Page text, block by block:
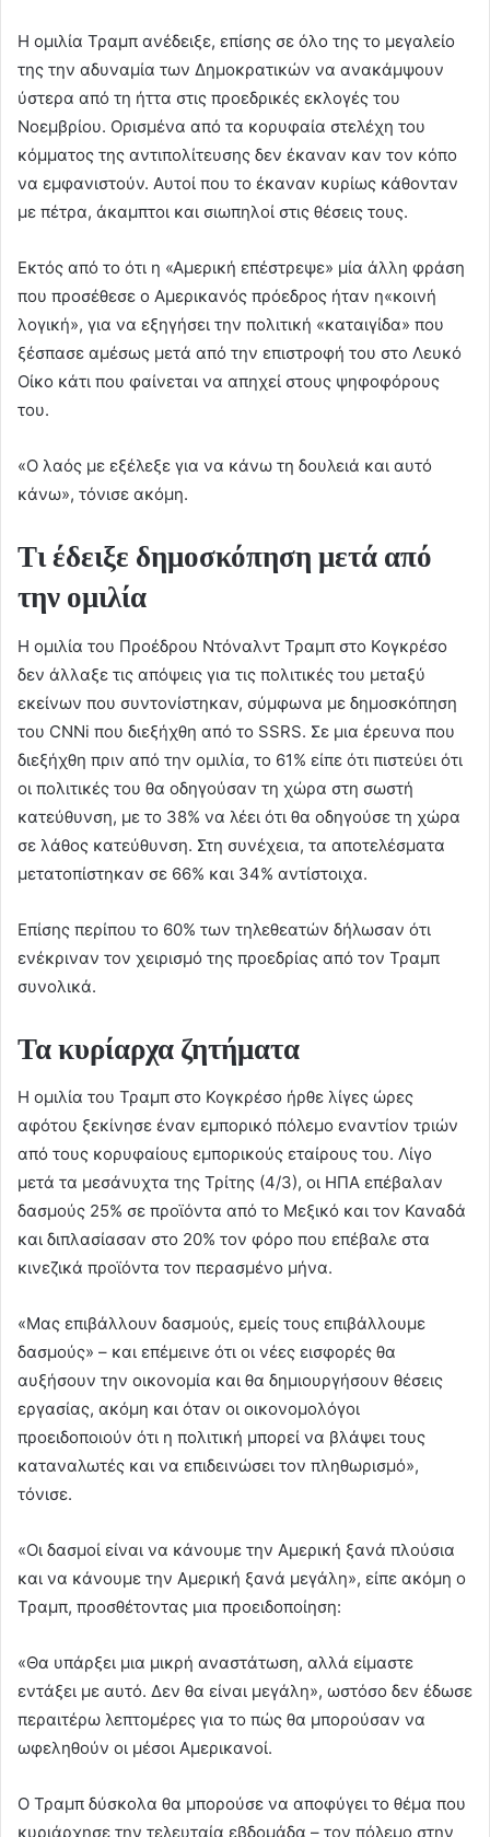
Η ομιλία Τραμπ ανέδειξε, επίσης σε όλο της το μεγαλείο
της την αδυναμία των Δημοκρατικών να ανακάμψουν
ύστερα από τη ήττα στις προεδρικές εκλογές του
Νοεμβρίου. Ορισμένα από τα κορυφαία στελέχη του
κόμματος της αντιπολίτευσης δεν έκαναν καν τον κόπο
να εμφανιστούν. Αυτοί που το έκαναν κυρίως κάθονταν
με πέτρα, άκαμπτοι και σιωπηλοί στις θέσεις τους.
Εκτός από το ότι η «Αμερική επέστρεψε» μία άλλη φράση
που προσέθεσε ο Αμερικανός πρόεδρος ήταν η«κοινή
λογική», για να εξηγήσει την πολιτική «καταιγίδα» που
ξέσπασε αμέσως μετά από την επιστροφή του στο Λευκό
Οίκο κάτι που φαίνεται να απηχεί στους ψηφοφόρους
του.
«Ο λαός με εξέλεξε για να κάνω τη δουλειά και αυτό
κάνω», τόνισε ακόμη.
Τι έδειξε δημοσκόπηση μετά από
την ομιλία
Η ομιλία του Προέδρου Ντόναλντ Τραμπ στο Κογκρέσο
δεν άλλαξε τις απόψεις για τις πολιτικές του μεταξύ
εκείνων που συντονίστηκαν, σύμφωνα με δημοσκόπηση
του CNNi που διεξήχθη από το SSRS. Σε μια έρευνα που
διεξήχθη πριν από την ομιλία, το 61% είπε ότι πιστεύει ότι
οι πολιτικές του θα οδηγούσαν τη χώρα στη σωστή
κατεύθυνση, με το 38% να λέει ότι θα οδηγούσε τη χώρα
σε λάθος κατεύθυνση. Στη συνέχεια, τα αποτελέσματα
μετατοπίστηκαν σε 66% και 34% αντίστοιχα.
Επίσης περίπου το 60% των τηλεθεατών δήλωσαν ότι
ενέκριναν τον χειρισμό της προεδρίας από τον Τραμπ
συνολικά.
Τα κυρίαρχα ζητήματα
Η ομιλία του Τραμπ στο Κογκρέσο ήρθε λίγες ώρες
αφότου ξεκίνησε έναν εμπορικό πόλεμο εναντίον τριών
από τους κορυφαίους εμπορικούς εταίρους του. Λίγο
μετά τα μεσάνυχτα της Τρίτης (4/3), οι ΗΠΑ επέβαλαν
δασμούς 25% σε προϊόντα από το Μεξικό και τον Καναδά
και διπλασίασαν στο 20% τον φόρο που επέβαλε στα
κινεζικά προϊόντα τον περασμένο μήνα.
«Μας επιβάλλουν δασμούς, εμείς τους επιβάλλουμε
δασμούς» – και επέμεινε ότι οι νέες εισφορές θα
αυξήσουν την οικονομία και θα δημιουργήσουν θέσεις
εργασίας, ακόμη και όταν οι οικονομολόγοι
προειδοποιούν ότι η πολιτική μπορεί να βλάψει τους
καταναλωτές και να επιδεινώσει τον πληθωρισμό»,
τόνισε.
«Οι δασμοί είναι να κάνουμε την Αμερική ξανά πλούσια
και να κάνουμε την Αμερική ξανά μεγάλη», είπε ακόμη ο
Τραμπ, προσθέτοντας μια προειδοποίηση:
«Θα υπάρξει μια μικρή αναστάτωση, αλλά είμαστε
εντάξει με αυτό. Δεν θα είναι μεγάλη», ωστόσο δεν έδωσε
περαιτέρω λεπτομέρες για το πώς θα μπορούσαν να
ωφεληθούν οι μέσοι Αμερικανοί.
Ο Τραμπ δύσκολα θα μπορούσε να αποφύγει το θέμα που
κυριάρχησε την τελευταία εβδομάδα – τον πόλεμο στην